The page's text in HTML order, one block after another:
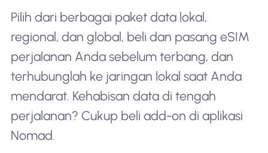
Pilih dari berbagai paket data lokal,
regional, dan global, beli dan pasang eSIM
perjalanan Anda sebelum terbang, dan
terhubunglah ke jaringan lokal saat Anda
mendarat. Kehabisan data di tengah
perjalanan? Cukup beli add-on di aplikasi
Nomad.